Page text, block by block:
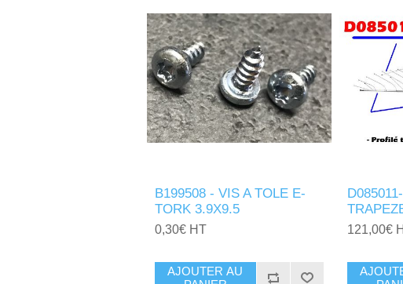
B199508 - VIS A TOLE E-
TORK 3.9X9.5
0,30€ HT
AJOUTER AU
121,00€